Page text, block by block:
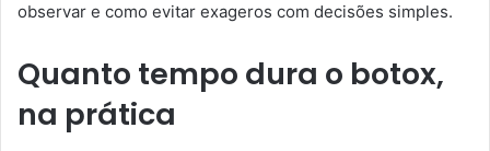
observar e como evitar exageros com decisões simples.
Quanto tempo dura o botox,
na prática